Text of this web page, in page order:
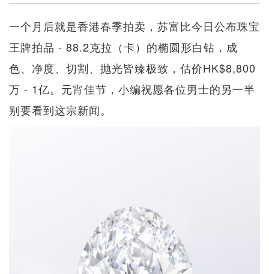
一个月后就是香港春季拍卖，苏富比今日公布珠宝
王牌拍品 - 88.2克拉（卡）的椭圆形白钻，成
色、净度、切割、抛光皆臻极致，估价HK$8,800
万 - 1亿。元宵佳节，小编祝愿各位男士的另一半
别要看到这宗新闻。